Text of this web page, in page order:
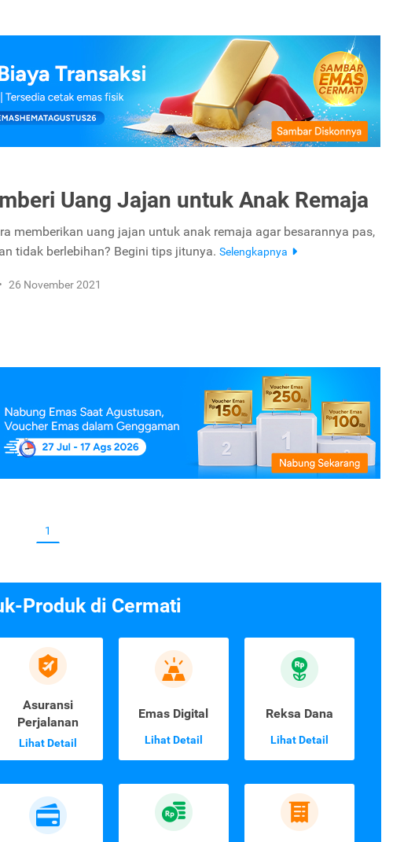
Uang Jajan untuk Anak Remaja
memberikan uang jajan untuk anak remaja agar besarannya pas,
tidak berlebihan? Begini tips jitunya. Selengkapnya
• 26 November 2021
1
Produk di Cermati
Asuransi
Perjalanan
Lihat Detail
Emas Digital
Lihat Detail
Reksa Dana
Lihat Detail